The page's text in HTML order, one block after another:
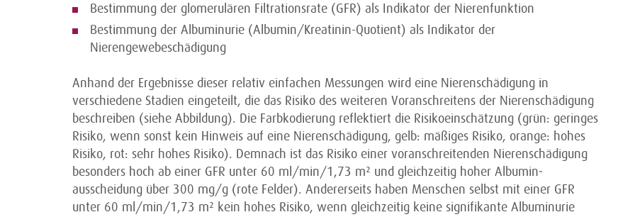
Bestimmung der glomerulären Filtrationsrate (GFR) als Indikator der Nierenfunktion
Bestimmung der Albuminurie (Albumin/Kreatinin-Quotient) als Indikator der
Nierengewebeschädigung
Anhand der Ergebnisse dieser relativ einfachen Messungen wird eine Nierenschädigung in
verschiedene Stadien eingeteilt, die das Risiko des weiteren Voranschreitens der Nierenschädigung
beschreiben (siehe Abbildung). Die Farbkodierung reflektiert die Risikoeinschätzung (grün: geringes
Risiko, wenn sonst kein Hinweis auf eine Nierenschädigung, gelb: mäßiges Risiko, orange: hohes
Risiko, rot: sehr hohes Risiko). Demnach ist das Risiko einer voranschreitenden Nierenschädigung
besonders hoch ab einer GFR unter 60 ml/min/1,73 m² und gleichzeitig hoher Albumin­
ausscheidung über 300 mg/g (rote Felder). Andererseits haben Menschen selbst mit einer GFR
unter 60 ml/min/1,73 m² kein hohes Risiko, wenn gleichzeitig keine signifikante Albuminurie